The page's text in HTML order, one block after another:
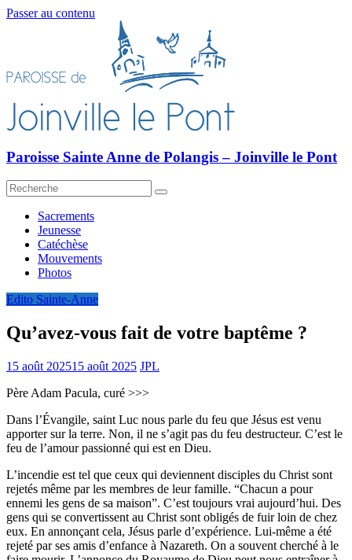
Passer au contenu
Paroisse Sainte Anne de Polangis – Joinville le Pont
Sacrements
Jeunesse
Catéchèse
Mouvements
Photos
Edito Sainte-Anne
Qu’avez-vous fait de votre baptême ?
15 août 202515 août 2025 JPL
Père Adam Pacula, curé >>>
Dans l’Évangile, saint Luc nous parle du feu que Jésus est venu
apporter sur la terre. Non, il ne s’agit pas du feu destructeur. C’est le
feu de l’amour passionné qui est en Dieu.
L’incendie est tel que ceux qui deviennent disciples du Christ sont
rejetés même par les membres de leur famille. “Chacun a pour
ennemi les gens de sa maison”. C’est toujours vrai aujourd’hui. Des
gens qui se convertissent au Christ sont obligés de fuir loin de chez
eux. En annonçant cela, Jésus parle d’expérience. Lui-même a été
rejeté par ses amis d’enfance à Nazareth. On a souvent cherché à le